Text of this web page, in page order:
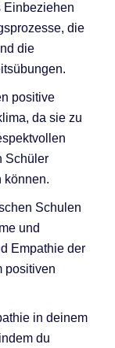
Einbeziehen
die
die
positive
da sie zu
Schüler
können.
Schulen
und
Empathie der
positiven
in deinem
du